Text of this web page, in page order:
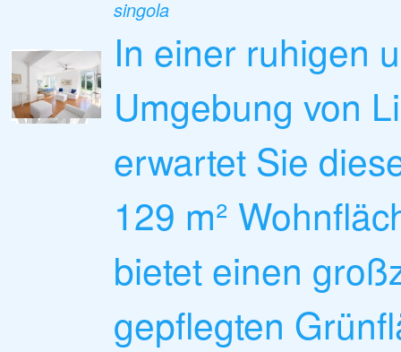
singola
In einer ruhigen
Umgebung von
erwartet Sie
129 m²
bietet einen
gepflegten